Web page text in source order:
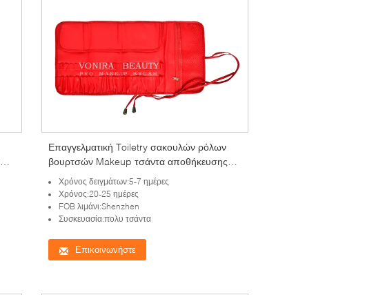
Επαγγελματική Toiletry σακουλών ρόλων
βουρτσών Makeup τσάντα αποθήκευσης
μολυβιών μανδρών κατόχων
Χρόνος δειγμάτων:5-7 ημέρες
Χρόνος:20-25 ημέρες
FOB λιμάνι:Shenzhen
Συσκευασία:πολυ τσάντα
Επικοινωνήστε